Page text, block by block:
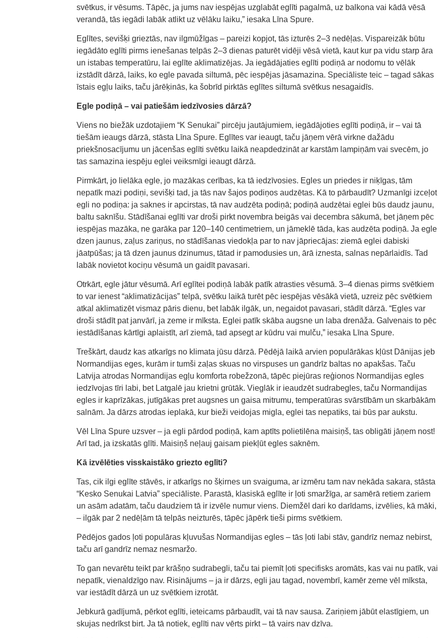
svētkus, ir vēsums. Tāpēc, ja jums nav iespējas uzglabāt eglīti pagalmā, uz balkona vai kādā vēsā
verandā, tās iegādi labāk atlikt uz vēlāku laiku,” iesaka Līna Spure.
Eglītes, sevišķi grieztās, nav ilgmūžīgas – pareizi kopjot, tās izturēs 2–3 nedēļas. Vispareizāk būtu
iegādāto eglīti pirms ienešanas telpās 2–3 dienas paturēt vidēji vēsā vietā, kaut kur pa vidu starp āra
un istabas temperatūru, lai eglīte aklimatizējas. Ja iegādājaties eglīti podiņā ar nodomu to vēlāk
izstādīt dārzā, laiks, ko egle pavada siltumā, pēc iespējas jāsamazina. Speciāliste teic – tagad sākas
īstais egļu laiks, taču jārēķinās, ka šobrīd pirktās eglītes siltumā svētkus nesagaidīs.
Egle podiņā – vai patiešām iedzīvosies dārzā?
Viens no biežāk uzdotajiem “K Senukai” pircēju jautājumiem, iegādājoties eglīti podiņā, ir – vai tā
tiešām ieaugs dārzā, stāsta Līna Spure. Eglītes var ieaugt, taču jāņem vērā virkne dažādu
priekšnosacījumu un jācenšas eglīti svētku laikā neapdedzināt ar karstām lampiņām vai svecēm, jo
tas samazina iespēju eglei veiksmīgi ieaugt dārzā.
Pirmkārt, jo lielāka egle, jo mazākas cerības, ka tā iedzīvosies. Egles un priedes ir niķīgas, tām
nepatīk mazi podiņi, sevišķi tad, ja tās nav šajos podiņos audzētas. Kā to pārbaudīt? Uzmanīgi izceļot
egli no podiņa: ja saknes ir apcirstas, tā nav audzēta podiņā; podiņā audzētai eglei būs daudz jaunu,
baltu saknīšu. Stādīšanai eglīti var droši pirkt novembra beigās vai decembra sākumā, bet jāņem pēc
iespējas mazāka, ne garāka par 120–140 centimetriem, un jāmeklē tāda, kas audzēta podiņā. Ja egle
dzen jaunus, zaļus zariņus, no stādīšanas viedokļa par to nav jāpriecājas: ziemā eglei dabiski
jāatpūšas; ja tā dzen jaunus dzinumus, tātad ir pamodusies un, ārā iznesta, salnas nepārlaidīs. Tad
labāk novietot kociņu vēsumā un gaidīt pavasari.
Otrkārt, egle jātur vēsumā. Arī eglītei podiņā labāk patīk atrasties vēsumā. 3–4 dienas pirms svētkiem
to var ienest “aklimatizācijas” telpā, svētku laikā turēt pēc iespējas vēsākā vietā, uzreiz pēc svētkiem
atkal aklimatizēt vismaz pāris dienu, bet labāk ilgāk, un, negaidot pavasari, stādīt dārzā. “Egles var
droši stādīt pat janvārī, ja zeme ir mīksta. Eglei patīk skāba augsne un laba drenāža. Galvenais to pēc
iestādīšanas kārtīgi aplaistīt, arī ziemā, tad apsegt ar kūdru vai mulču,” iesaka Līna Spure.
Treškārt, daudz kas atkarīgs no klimata jūsu dārzā. Pēdējā laikā arvien populārākas kļūst Dānijas jeb
Normandijas eges, kurām ir tumši zaļas skuas no virspuses un gandrīz baltas no apakšas. Taču
Latvija atrodas Normandijas egļu komforta robežzonā, tāpēc piejūras reģionos Normandijas egles
iedzīvojas tīri labi, bet Latgalē jau krietni grūtāk. Vieglāk ir ieaudzēt sudrabegles, taču Normandijas
egles ir kaprīzākas, jutīgākas pret augsnes un gaisa mitrumu, temperatūras svārstībām un skarbākām
salnām. Ja dārzs atrodas ieplakā, kur bieži veidojas migla, eglei tas nepatiks, tai būs par aukstu.
Vēl Līna Spure uzsver – ja egli pārdod podiņā, kam aptīts polietilēna maisiņš, tas obligāti jāņem nost!
Arī tad, ja izskatās glīti. Maisiņš neļauj gaisam piekļūt egles saknēm.
Kā izvēlēties visskaistāko griezto eglīti?
Tas, cik ilgi eglīte stāvēs, ir atkarīgs no šķirnes un svaiguma, ar izmēru tam nav nekāda sakara, stāsta
“Kesko Senukai Latvia” speciāliste. Parastā, klasiskā eglīte ir ļoti smaržīga, ar samērā retiem zariem
un asām adatām, taču daudziem tā ir izvēle numur viens. Diemžēl dari ko darīdams, izvēlies, kā māki,
– ilgāk par 2 nedēļām tā telpās neizturēs, tāpēc jāpērk tieši pirms svētkiem.
Pēdējos gados ļoti populāras kļuvušas Normandijas egles – tās ļoti labi stāv, gandrīz nemaz nebirst,
taču arī gandrīz nemaz nesmaržo.
To gan nevarētu teikt par krāšņo sudrabegli, taču tai piemīt ļoti specifisks aromāts, kas vai nu patīk, vai
nepatīk, vienaldzīgo nav. Risinājums – ja ir dārzs, egli jau tagad, novembrī, kamēr zeme vēl mīksta,
var iestādīt dārzā un uz svētkiem izrotāt.
Jebkurā gadījumā, pērkot eglīti, ieteicams pārbaudīt, vai tā nav sausa. Zariņiem jābūt elastīgiem, un
skujas nedrīkst birt. Ja tā notiek, eglīti nav vērts pirkt – tā vairs nav dzīva.